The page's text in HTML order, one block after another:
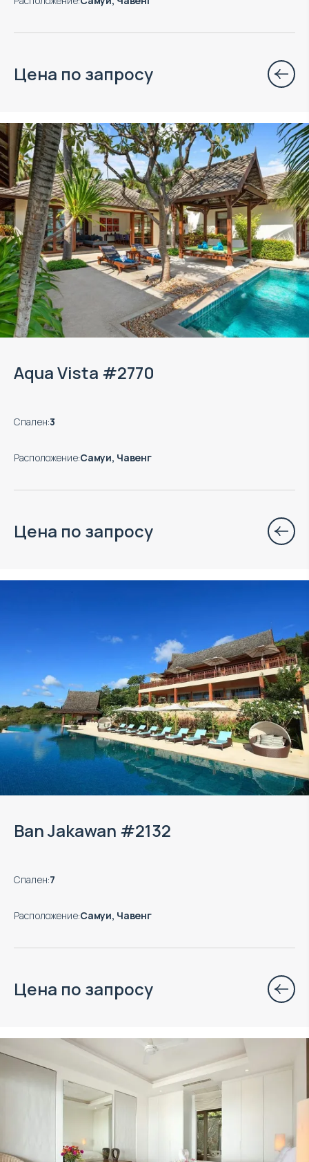
Цена по запросу
Aqua Vista #2770
Спален:3
Расположение:Самуи, Чавенг
Цена по запросу
Ban Jakawan #2132
Спален:7
Расположение:Самуи, Чавенг
Цена по запросу